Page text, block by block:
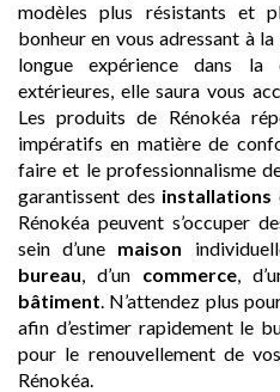
modèles plus résistants et
bonheur en vous adressant à
longue expérience dans la
extérieures, elle saura vous
Les produits de Rénokéa
impératifs en matière de
faire et le professionnalisme
garantissent des installations
Rénokéa peuvent s’occuper
sein d’une maison
bureau, d’un commerce,
bâtiment. N’attendez plus
afin d’estimer rapidement le
pour le renouvellement de
Rénokéa.